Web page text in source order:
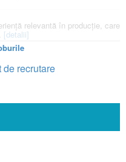
relevantă în producție, care
[detalii]
recrutare